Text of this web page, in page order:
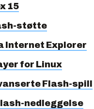
15
støtte
Internet Explorer
for Linux
Flash-spill
nedleggelse